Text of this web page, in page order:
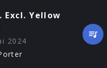
Yellow
2024